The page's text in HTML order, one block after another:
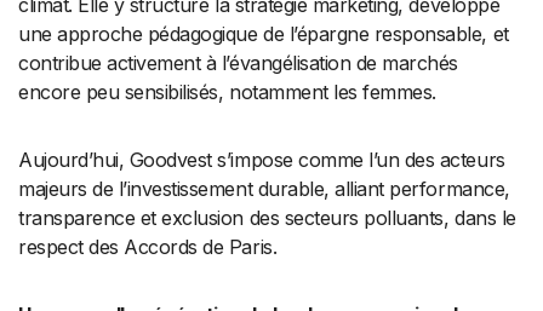
une approche pédagogique de l’épargne responsable, et
contribue activement à l’évangélisation de marchés
encore peu sensibilisés, notamment les femmes.
Aujourd’hui, Goodvest s’impose comme l’un des acteurs
majeurs de l’investissement durable, alliant performance,
transparence et exclusion des secteurs polluants, dans le
respect des Accords de Paris.